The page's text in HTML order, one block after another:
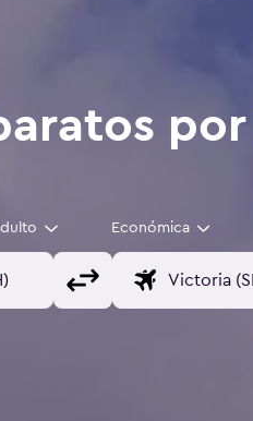
por
Económica